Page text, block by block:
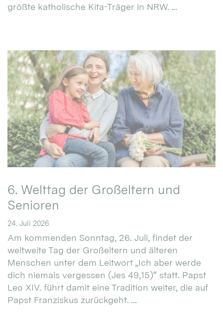
größte katholische Kita-Träger in NRW. ...
6. Welttag der Großeltern und
Senioren
24. Juli 2026
Am kommenden Sonntag, 26. Juli, findet der
weltweite Tag der Großeltern und älteren
Menschen unter dem Leitwort „Ich aber werde
dich niemals vergessen (Jes 49,15)“ statt. Papst
Leo XIV. führt damit eine Tradition weiter, die auf
Papst Franziskus zurückgeht. ...